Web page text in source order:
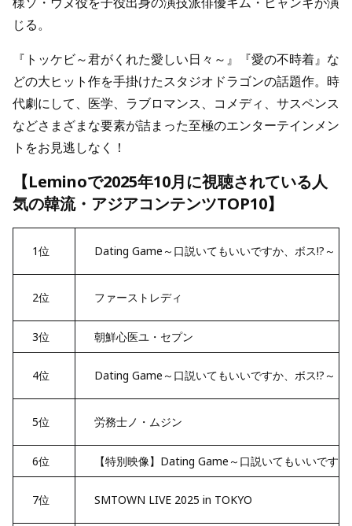
じる。
『トッケビ～君がくれた愛しい日々～』『愛の不時着』な
どの大ヒット作を手掛けたスタジオドラゴンの話題作。時
代劇にして、医学、ラブロマンス、コメディ、サスペンス
などさまざまな要素が詰まった至極のエンターテインメン
トをお見逃しなく！
【Leminoで2025年10月に視聴されている人
気の韓流・アジアコンテンツTOP10】
1位 Dating Game～口説いてもいいですか、ボス!?～
2位 ファーストレディ
3位 朝鮮心医ユ・セプン
4位 Dating Game～口説いてもいいですか、ボス!?～
5位 労務士ノ・ムジン
6位 【特別映像】Dating Game～口説いてもいいです
7位 SMTOWN LIVE 2025 in TOKYO